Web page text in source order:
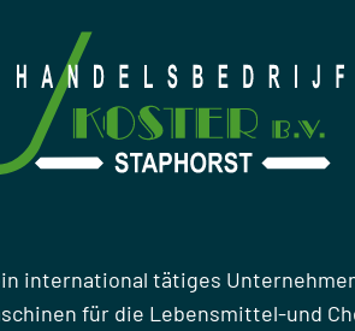
international tätiges
für die Lebensmittel-und